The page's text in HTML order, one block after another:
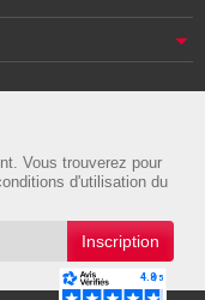
Vous trouverez pour
d'utilisation du